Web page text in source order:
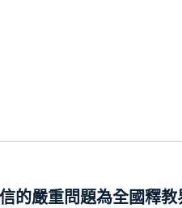
的嚴重問題為全國釋